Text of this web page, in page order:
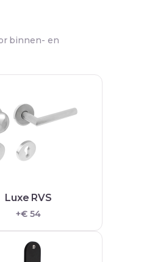
binnen- en
Luxe RVS
+€ 54